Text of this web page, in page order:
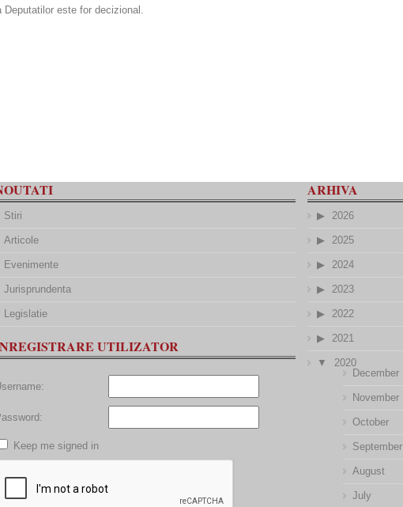
este for decizional.
Stiri
Articole
Evenimente
Jurisprundenta
Legislatie
UTILIZATOR
Keep me signed in
ARHIVA
2026
2025
2024
2023
2022
2021
2020
December
November
October
September
August
July